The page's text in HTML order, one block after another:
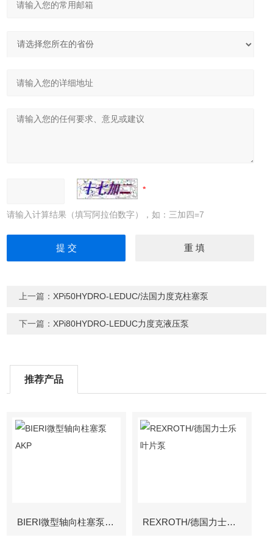
请输入计算结果（填写阿拉伯数字），如：三加四=7
上一篇：XPi50HYDRO-LEDUC/法国力度克柱塞泵
下一篇：XPi80HYDRO-LEDUC力度克液压泵
推荐产品
BIERI微型轴向柱塞泵AKP REXROTH/德国力士乐叶片泵